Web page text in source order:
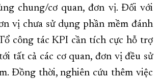
chung/cơ quan, đơn vị. Đối với
vị chưa sử dụng phần mềm đánh
công tác KPI cần tích cực hỗ trợ
tất cả các cơ quan, đơn vị đều sử
Đồng thời, nghiên cứu thêm việc